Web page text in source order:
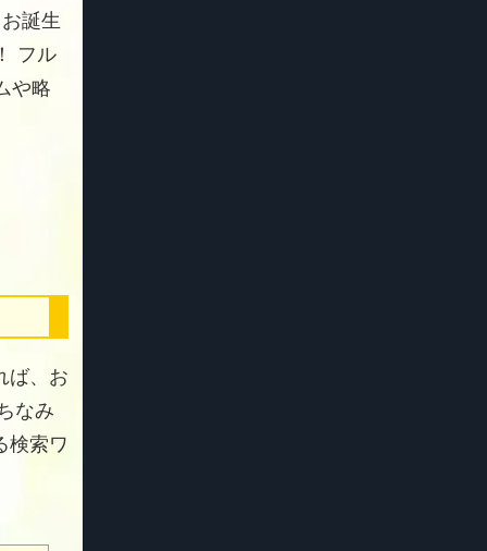
誕生
フル
や略
ば、お
なみ
検索ワ